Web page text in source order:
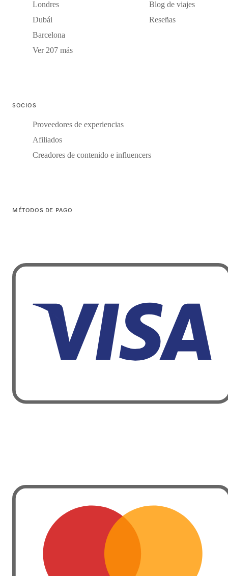
Londres
Dubái
Barcelona
Ver 207 más
Blog de viajes
Reseñas
SOCIOS
Proveedores de experiencias
Afiliados
Creadores de contenido e influencers
MÉTODOS DE PAGO